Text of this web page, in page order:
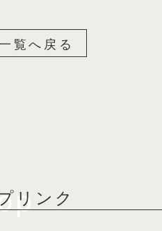
覧へ戻る
リンク